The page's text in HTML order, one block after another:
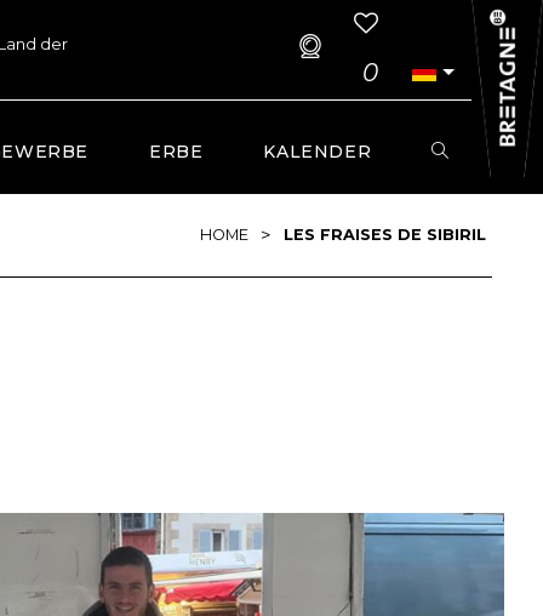
der
0
ERBE KALENDER
HOME > LES FRAISES DE SIBIRIL